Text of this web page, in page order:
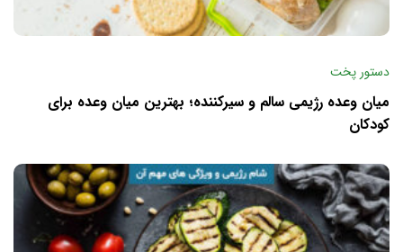
دستور پخت
میان وعده رژیمی سالم و سیرکننده؛ بهترین میان وعده برای
کودکان